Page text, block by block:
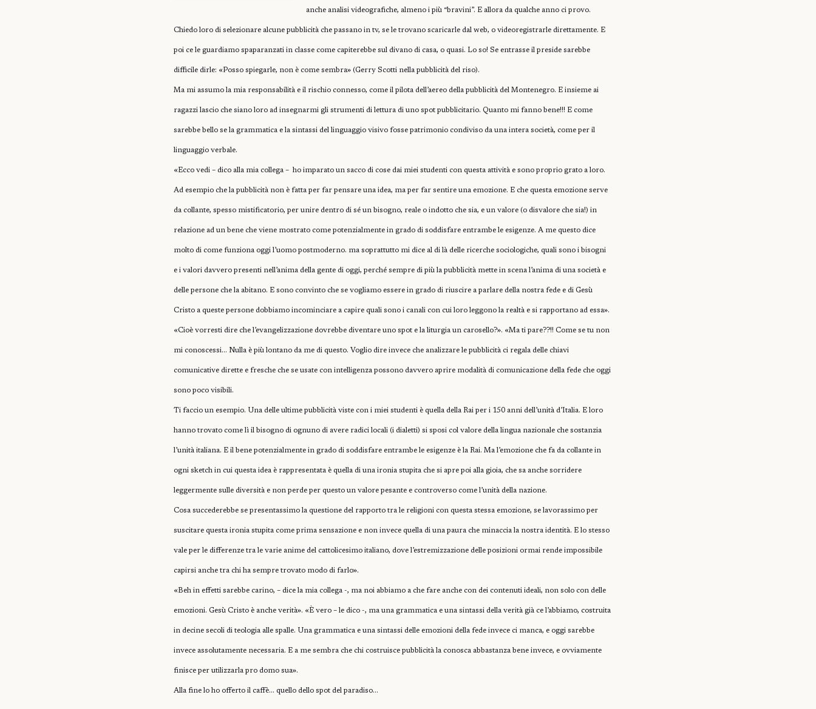
anche analisi videografiche, almeno i più “bravini”. E allora da qualche anno ci provo.
Chiedo loro di selezionare alcune pubblicità che passano in tv, se le trovano scaricarle dal web, o videoregistrarle direttamente. E
poi ce le guardiamo spaparanzati in classe come capiterebbe sul divano di casa, o quasi. Lo so! Se entrasse il preside sarebbe
difficile dirle: «Posso spiegarle, non è come sembra» (Gerry Scotti nella pubblicità del riso).
Ma mi assumo la mia responsabilità e il rischio connesso, come il pilota dell’aereo della pubblicità del Montenegro. E insieme ai
ragazzi lascio che siano loro ad insegnarmi gli strumenti di lettura di uno spot pubblicitario. Quanto mi fanno bene!!! E come
sarebbe bello se la grammatica e la sintassi del linguaggio visivo fosse patrimonio condiviso da una intera società, come per il
linguaggio verbale.
«Ecco vedi – dico alla mia collega – ho imparato un sacco di cose dai miei studenti con questa attività e sono proprio grato a loro.
Ad esempio che la pubblicità non è fatta per far pensare una idea, ma per far sentire una emozione. E che questa emozione serve
da collante, spesso mistificatorio, per unire dentro di sé un bisogno, reale o indotto che sia, e un valore (o disvalore che sia!) in
relazione ad un bene che viene mostrato come potenzialmente in grado di soddisfare entrambe le esigenze. A me questo dice
molto di come funziona oggi l’uomo postmoderno. ma soprattutto mi dice al di là delle ricerche sociologiche, quali sono i bisogni
e i valori davvero presenti nell’anima della gente di oggi, perché sempre di più la pubblicità mette in scena l’anima di una società e
delle persone che la abitano. E sono convinto che se vogliamo essere in grado di riuscire a parlare della nostra fede e di Gesù
Cristo a queste persone dobbiamo incominciare a capire quali sono i canali con cui loro leggono la realtà e si rapportano ad essa».
«Cioè vorresti dire che l’evangelizzazione dovrebbe diventare uno spot e la liturgia un carosello?». «Ma ti pare??!! Come se tu non
mi conoscessi… Nulla è più lontano da me di questo. Voglio dire invece che analizzare le pubblicità ci regala delle chiavi
comunicative dirette e fresche che se usate con intelligenza possono davvero aprire modalità di comunicazione della fede che oggi
sono poco visibili.
Ti faccio un esempio. Una delle ultime pubblicità viste con i miei studenti è quella della Rai per i 150 anni dell’unità d’Italia. E loro
hanno trovato come lì il bisogno di ognuno di avere radici locali (i dialetti) si sposi col valore della lingua nazionale che sostanzia
l’unità italiana. E il bene potenzialmente in grado di soddisfare entrambe le esigenze è la Rai. Ma l’emozione che fa da collante in
ogni sketch in cui questa idea è rappresentata è quella di una ironia stupita che si apre poi alla gioia, che sa anche sorridere
leggermente sulle diversità e non perde per questo un valore pesante e controverso come l’unità della nazione.
Cosa succederebbe se presentassimo la questione del rapporto tra le religioni con questa stessa emozione, se lavorassimo per
suscitare questa ironia stupita come prima sensazione e non invece quella di una paura che minaccia la nostra identità. E lo stesso
vale per le differenze tra le varie anime del cattolicesimo italiano, dove l’estremizzazione delle posizioni ormai rende impossibile
capirsi anche tra chi ha sempre trovato modo di farlo».
«Beh in effetti sarebbe carino, – dice la mia collega -, ma noi abbiamo a che fare anche con dei contenuti ideali, non solo con delle
emozioni. Gesù Cristo è anche verità». «È vero – le dico -, ma una grammatica e una sintassi della verità già ce l’abbiamo, costruita
in decine secoli di teologia alle spalle. Una grammatica e una sintassi delle emozioni della fede invece ci manca, e oggi sarebbe
invece assolutamente necessaria. E a me sembra che chi costruisce pubblicità la conosca abbastanza bene invece, e ovviamente
finisce per utilizzarla pro domo sua».
Alla fine lo ho offerto il caffè… quello dello spot del paradiso…